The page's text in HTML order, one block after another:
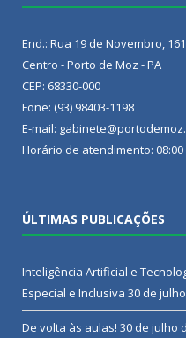
End.: Rua 19 de Novembro,
Centro - Porto de Moz - PA
CEP: 68330-000
Fone: (93) 98403-1198
E-mail:
Horário de atendimento: 08:00
ÚLTIMAS PUBLICAÇÕES
Inteligência Artificial e
Especial e Inclusiva 30 de
De volta às aulas! 30 de julho